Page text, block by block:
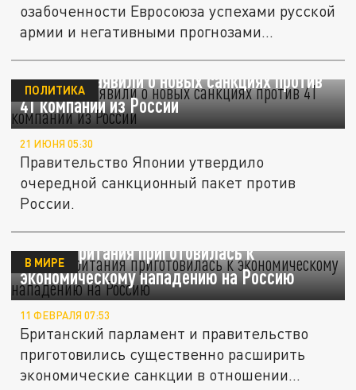
озабоченности Евросоюза успехами русской
армии и негативными прогнозами...
В Японии заявили о новых санкциях против
41 компании из России
ПОЛИТИКА
21 ИЮНЯ 05:30
Правительство Японии утвердило
очередной санкционный пакет против
России.
Великобритания приготовилась к
экономическому нападению на Россию
В МИРЕ
11 ФЕВРАЛЯ 07:53
Британский парламент и правительство
приготовились существенно расширить
экономические санкции в отношении...